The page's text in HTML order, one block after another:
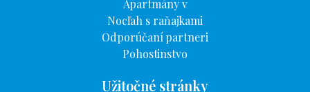
Apartmány v
Nocľah s raňajkami
Odporúčaní partneri
Pohostinstvo
Užitočné stránky